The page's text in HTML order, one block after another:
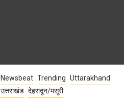
Newsbeat Trending Uttarakhand
उत्तराखंड देहरादून/मसूरी